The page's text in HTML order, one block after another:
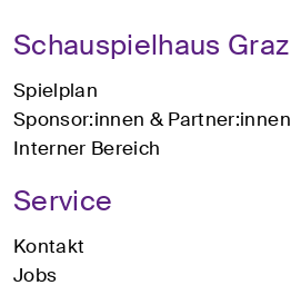
Schauspielhaus Graz
Spielplan
Sponsor:innen & Partner:innen
Interner Bereich
Service
Kontakt
Jobs